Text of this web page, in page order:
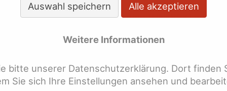
Behindertenrechtskonvention (UN-BRK) ist ein
unmissverständlich deutlich gemacht, dass die
Menschenrechte vollumfänglich auch für
Auswahl speichern Alle akzeptieren
Weitere Informationen
bitte unserer Datenschutzerklärung. Dort finden
Sie sich Ihre Einstellungen ansehen und